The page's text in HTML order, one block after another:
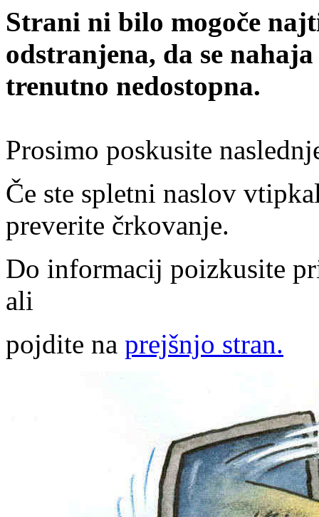
Strani ni bilo mogoče
odstranjena, da se
trenutno nedostopna.
Prosimo poskusite
Če ste spletni naslov
preverite črkovanje.
Do informacij poizkusite
ali
pojdite na prejšnjo stran.